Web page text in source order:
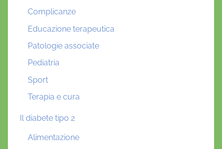
Complicanze
Educazione terapeutica
Patologie associate
Pediatria
Sport
Terapia e cura
Il diabete tipo 2
Alimentazione